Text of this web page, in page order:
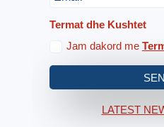
Termat dhe Kushtet
Jam dakord me
LATEST